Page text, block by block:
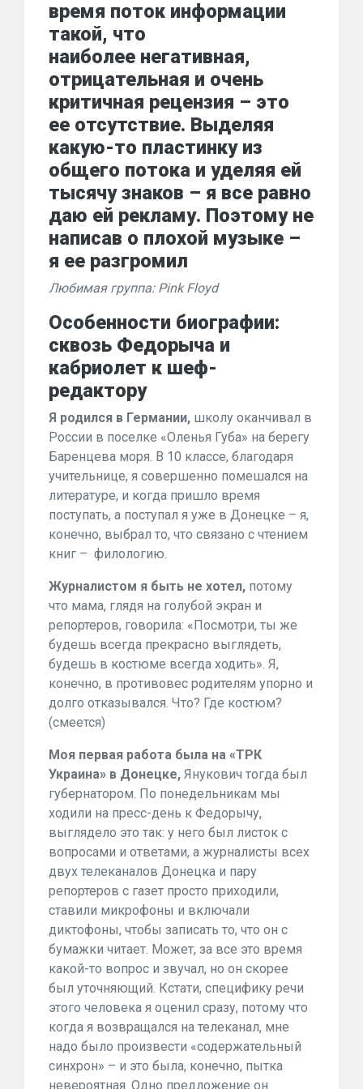
время поток информации
такой, что
наиболее негативная,
отрицательная и очень
критичная рецензия – это
ее отсутствие. Выделяя
какую-то пластинку из
общего потока и уделяя ей
тысячу знаков – я все равно
даю ей рекламу. Поэтому не
написав о плохой музыке –
я ее разгромил
Любимая группа: Pink Floyd
Особенности биографии:
сквозь Федорыча и
кабриолет к шеф-
редактору
Я родился в Германии, школу оканчивал в
России в поселке «Оленья Губа» на берегу
Баренцева моря. В 10 классе, благодаря
учительнице, я совершенно помешался на
литературе, и когда пришло время
поступать, а поступал я уже в Донецке – я,
конечно, выбрал то, что связано с чтением
книг – филологию.
Журналистом я быть не хотел, потому
что мама, глядя на голубой экран и
репортеров, говорила: «Посмотри, ты же
будешь всегда прекрасно выглядеть,
будешь в костюме всегда ходить». Я,
конечно, в противовес родителям упорно и
долго отказывался. Что? Где костюм?
(смеется)
Моя первая работа была на «ТРК
Украина» в Донецке, Янукович тогда был
губернатором. По понедельникам мы
ходили на пресс-день к Федорычу,
выглядело это так: у него был листок с
вопросами и ответами, а журналисты всех
двух телеканалов Донецка и пару
репортеров с газет просто приходили,
ставили микрофоны и включали
диктофоны, чтобы записать то, что он с
бумажки читает. Может, за все это время
какой-то вопрос и звучал, но он скорее
был уточняющий. Кстати, специфику речи
этого человека я оценил сразу, потому что
когда я возвращался на телеканал, мне
надо было произвести «содержательный
синхрон» – и это была, конечно, пытка
невероятная. Одно предложение он